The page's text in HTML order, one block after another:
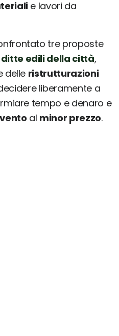
e lavori da
tre proposte
edili della città,
delle ristrutturazioni
liberamente a
tempo e denaro e
al minor prezzo.